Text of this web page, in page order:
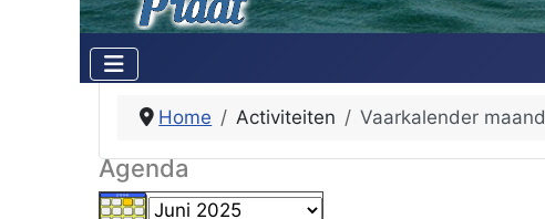
Home Activiteiten Vaarkalender maand
Agenda